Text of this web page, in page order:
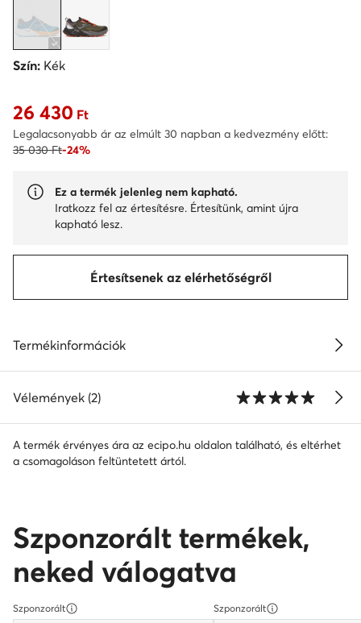
Szín: Kék
Aktuális ár 26 430 Ft
26 430 Ft
Legalacsonyabb ár az elmúlt 30 napban a kedvezmény előtt:
35 030 Ft-24%
Ez a termék jelenleg nem kapható.
Iratkozz fel az értesítésre. Értesítünk, amint újra
kapható lesz.
Értesítsenek az elérhetőségről
Termékinformációk
Vélemények (2)
A termék érvényes ára az ecipo.hu oldalon található, és eltérhet
a csomagoláson feltüntetett ártól.
Szponzorált termékek,
neked válogatva
Szponzorált Szponzorált